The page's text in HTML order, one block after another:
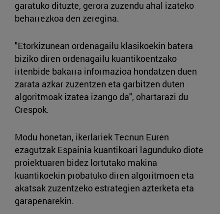
garatuko dituzte, gerora zuzendu ahal izateko
beharrezkoa den zeregina.
"Etorkizunean ordenagailu klasikoekin batera
biziko diren ordenagailu kuantikoentzako
irtenbide bakarra informazioa hondatzen duen
zarata azkar zuzentzen eta garbitzen duten
algoritmoak izatea izango da", ohartarazi du
Crespok.
Modu honetan, ikerlariek Tecnun Euren
ezagutzak Espainia kuantikoari lagunduko diote
proiektuaren bidez lortutako makina
kuantikoekin probatuko diren algoritmoen eta
akatsak zuzentzeko estrategien azterketa eta
garapenarekin.